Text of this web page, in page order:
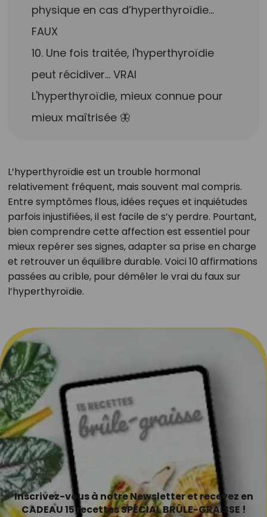
physique en cas d’hyperthyroïdie…
FAUX
10. Une fois traitée, l'hyperthyroïdie
peut récidiver… VRAI
L'hyperthyroïdie, mieux connue pour
mieux maîtrisée 🦋
L’hyperthyroïdie est un trouble hormonal
relativement fréquent, mais souvent mal compris.
Entre symptômes flous, idées reçues et inquiétudes
parfois injustifiées, il est facile de s’y perdre. Pourtant,
bien comprendre cette affection est essentiel pour
mieux repérer ses signes, adapter sa prise en charge
et retrouver un équilibre durable. Voici 10 affirmations
passées au crible, pour démêler le vrai du faux sur
l’hyperthyroïdie.
Inscrivez-vous à notre Newsletter et recevez en
CADEAU 15 recettes SPÉCIAL BRÛLE-GRAISSE !